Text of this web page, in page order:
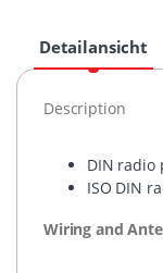
Detailansicht
Description
DIN radio
ISO DIN
Wiring and